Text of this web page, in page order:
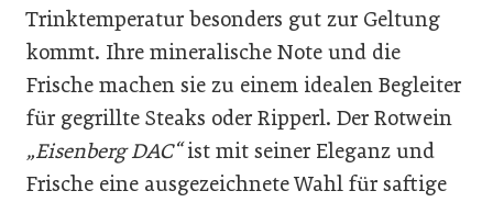
Trinktemperatur besonders gut zur Geltung
kommt. Ihre mineralische Note und die
Frische machen sie zu einem idealen Begleiter
für gegrillte Steaks oder Ripperl. Der Rotwein
„Eisenberg DAC“ist mit seiner Eleganz und
Frische eine ausgezeichnete Wahl für saftige